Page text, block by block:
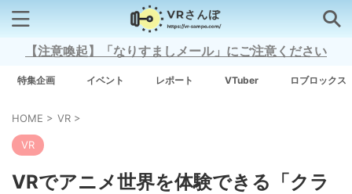
検索はコチラから
【注意喚起】「なりすましメール」にご注意ください
特集企画 イベント レポート VTuber ロブロックス
HOME > VR >
VR
VRでアニメ世界を体験できる「クラ